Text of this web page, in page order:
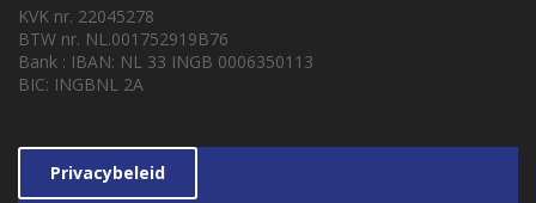
KVK nr. 22045278
BTW nr. NL.001752919B76
Bank : IBAN: NL 33 INGB 0006350113
BIC: INGBNL 2A
Privacybeleid